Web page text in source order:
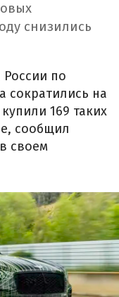
снизились
по
сократились на
169 таких
сообщил
своем